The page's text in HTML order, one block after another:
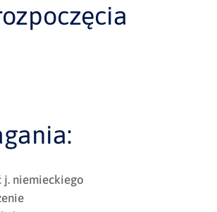
j. niemieckiego